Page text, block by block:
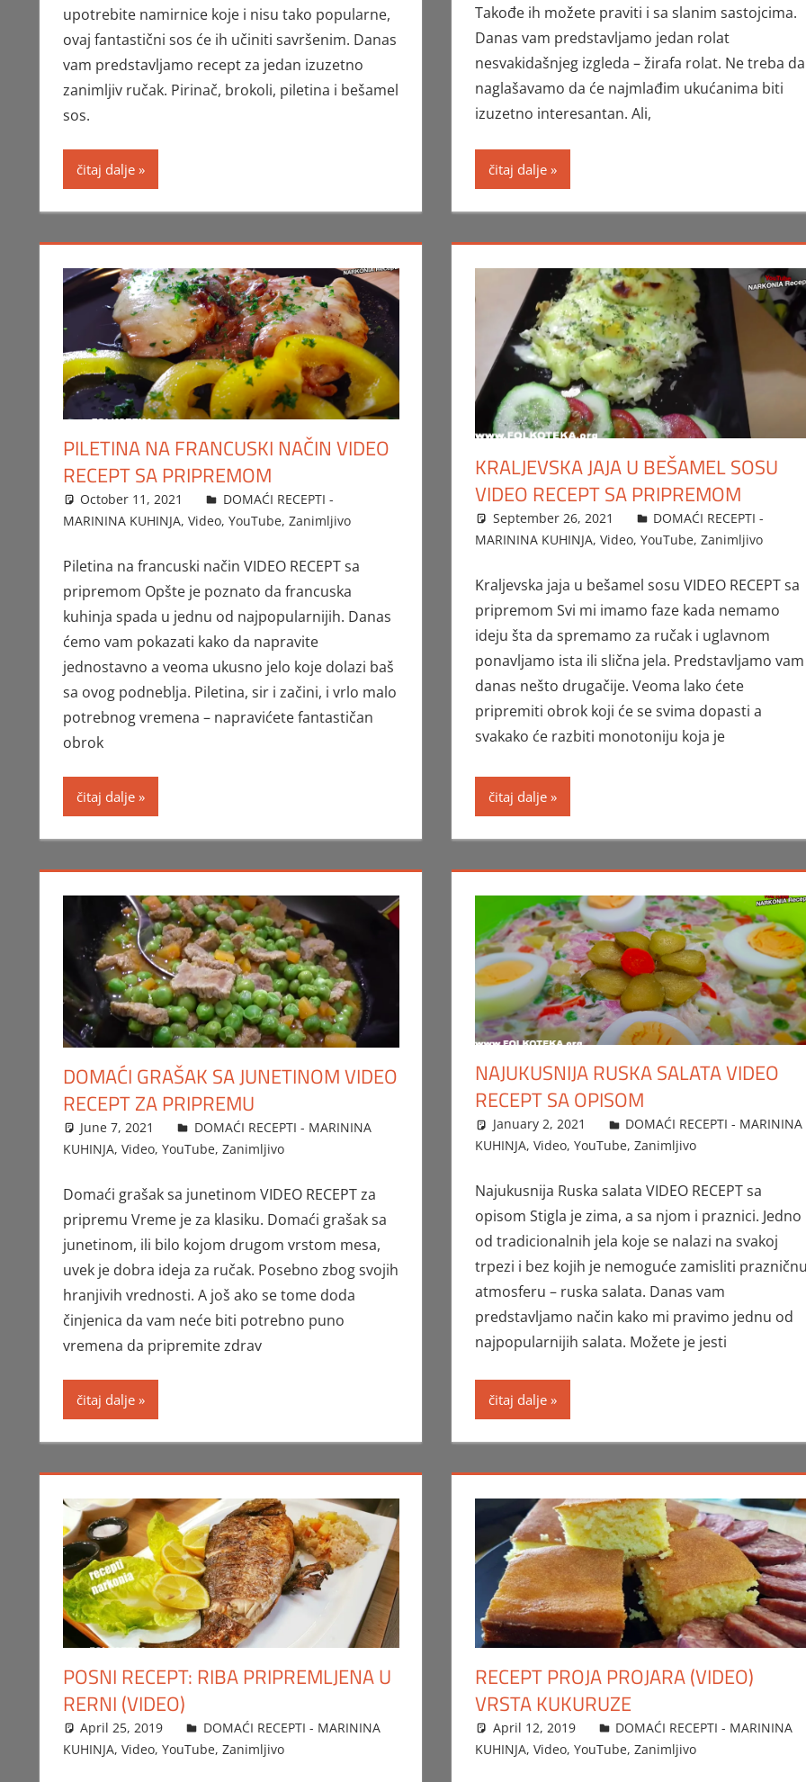
upotrebite namirnice koje i nisu tako popularne,
ovaj fantastični sos će ih učiniti savršenim. Danas
vam predstavljamo recept za jedan izuzetno
zanimljiv ručak. Pirinač, brokoli, piletina i bešamel
sos.
čitaj dalje
Takođe ih možete praviti i sa slanim sastojcima.
Danas vam predstavljamo jedan rolat
nesvakidašnjeg izgleda – žirafa rolat. Ne treba da
naglašavamo da će najmlađim ukućanima biti
izuzetno interesantan. Ali,
čitaj dalje
PILETINA NA FRANCUSKI NAČIN VIDEO
RECEPT SA PRIPREMOM
October 11, 2021 FTorgAdmin
DOMAĆI RECEPTI -
MARININA KUHINJA, Video, YouTube, Zanimljivo
Piletina na francuski način VIDEO RECEPT sa
pripremom Opšte je poznato da francuska
kuhinja spada u jednu od najpopularnijih. Danas
ćemo vam pokazati kako da napravite
jednostavno a veoma ukusno jelo koje dolazi baš
sa ovog podneblja. Piletina, sir i začini, i vrlo malo
potrebnog vremena – napravićete fantastičan
obrok
čitaj dalje
KRALJEVSKA JAJA U BEŠAMEL SOSU
VIDEO RECEPT SA PRIPREMOM
September 26, 2021 FTorgAdmin
DOMAĆI RECEPTI -
MARININA KUHINJA, Video, YouTube, Zanimljivo
Kraljevska jaja u bešamel sosu VIDEO RECEPT sa
pripremom Svi mi imamo faze kada nemamo
ideju šta da spremamo za ručak i uglavnom
ponavljamo ista ili slična jela. Predstavljamo vam
danas nešto drugačije. Veoma lako ćete
pripremiti obrok koji će se svima dopasti a
svakako će razbiti monotoniju koja je
čitaj dalje
DOMAĆI GRAŠAK SA JUNETINOM VIDEO
RECEPT ZA PRIPREMU
June 7, 2021 FTorgAdmin
DOMAĆI RECEPTI - MARININA
KUHINJA, Video, YouTube, Zanimljivo
Domaći grašak sa junetinom VIDEO RECEPT za
pripremu Vreme je za klasiku. Domaći grašak sa
junetinom, ili bilo kojom drugom vrstom mesa,
uvek je dobra ideja za ručak. Posebno zbog svojih
hranjivih vrednosti. A još ako se tome doda
činjenica da vam neće biti potrebno puno
vremena da pripremite zdrav
čitaj dalje
NAJUKUSNIJA RUSKA SALATA VIDEO
RECEPT SA OPISOM
January 2, 2021 FTorgAdmin
DOMAĆI RECEPTI - MARININA
KUHINJA, Video, YouTube, Zanimljivo
Najukusnija Ruska salata VIDEO RECEPT sa
opisom Stigla je zima, a sa njom i praznici. Jedno
od tradicionalnih jela koje se nalazi na svakoj
trpezi i bez kojih je nemoguće zamisliti
atmosferu – ruska salata. Danas vam
predstavljamo način kako mi pravimo jednu od
najpopularnijih salata. Možete je jesti
čitaj dalje
POSNI RECEPT: RIBA PRIPREMLJENA U
RERNI (VIDEO)
April 25, 2019 FTorgAdmin
DOMAĆI RECEPTI - MARININA
KUHINJA, Video, YouTube, Zanimljivo
RECEPT PROJA PROJARA (VIDEO)
VRSTA KUKURUZE
April 12, 2019 FTorgAdmin
DOMAĆI RECEPTI - MARININA
KUHINJA, Video, YouTube, Zanimljivo